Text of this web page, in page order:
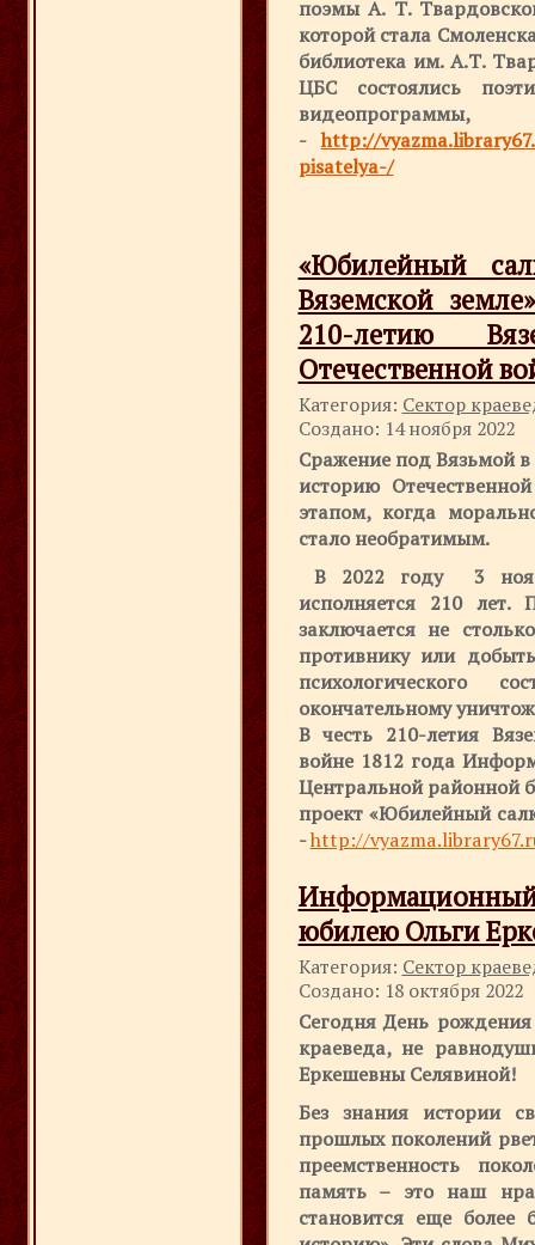
поэмы А. Т.
которой стала
библиотека им. А.Т.
ЦБС состоялись
-http://
pisatelya-/
«Юбилейный
Вяземской
210-летию
Отечественной
Категория: Сектор
Создано: 14 ноября 2022
Сражение под Вязьмой
историю
этапом, когда
стало необратимым.
В 2022 году 3
исполняется 210 лет.
заключается не
противнику или
психологического
окончательному
В честь 210-летия
войне 1812 года
Центральной районной
проект «Юбилейный
-http://
юбилею Ольги
Категория: Сектор
Создано: 18 октября 2022
Сегодня День рождения
краеведа, не
Еркешевны Селявиной!
Без знания истории
прошлых поколений
преемственность
память – это наш
становится еще